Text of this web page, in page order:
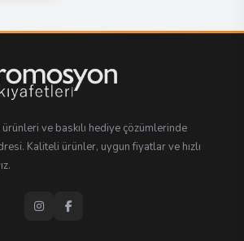
ve baskılı hediye çözümlerinde
Kaliteli ürünler, uygun fiyatlar ve hızlı